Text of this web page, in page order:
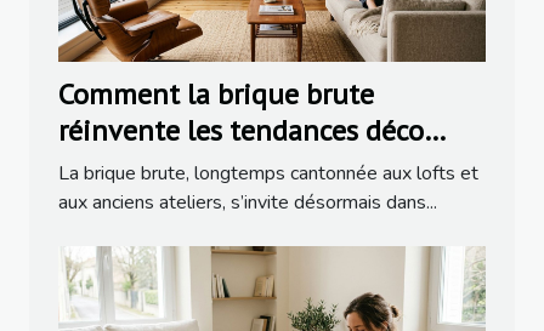
Comment la brique brute
réinvente les tendances déco
dans la rénovation moderne
La brique brute, longtemps cantonnée aux lofts et
aux anciens ateliers, s’invite désormais dans...